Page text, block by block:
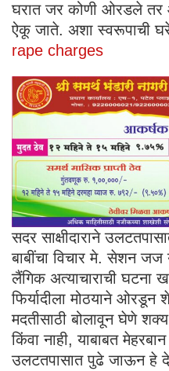
घरात जर कोणी ओरडले तर
ऐकू जाते. अशा स्वरूपाची
rape charges
सदर साक्षीदाराने
बाबींचा विचार मे. सेशन जज
लैंगिक अत्याचाराची घटना
फिर्यादीला मोठयाने ओरडून
मदतीसाठी बोलावून घेणे
किंवा नाही, याबाबत
उलटतपासात पुढे जाऊन हे